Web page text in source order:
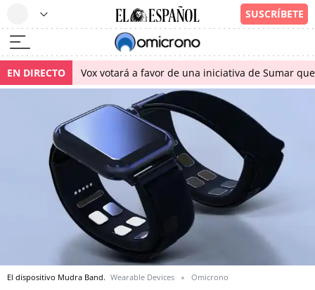
EN DIRECTO Vox votará a favor de una iniciativa de Sumar
El dispositivo Mudra Band. Wearable Devices Omicrono